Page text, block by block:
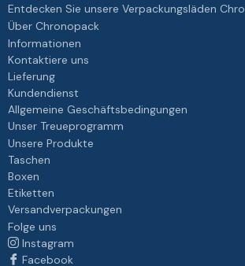
Entdecken Sie unsere Verpackungsläden
Über Chronopack
Informationen
Kontaktiere uns
Lieferung
Kundendienst
Allgemeine Geschäftsbedingungen
Unser Treueprogramm
Unsere Produkte
Taschen
Boxen
Etiketten
Versandverpackungen
Folge uns
Instagram
Facebook